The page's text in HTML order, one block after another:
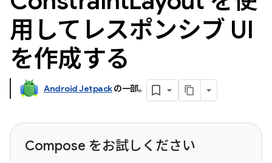
用してレスポンシブ UI
を作成する
Android Jetpackの一部。
Compose をお試しください